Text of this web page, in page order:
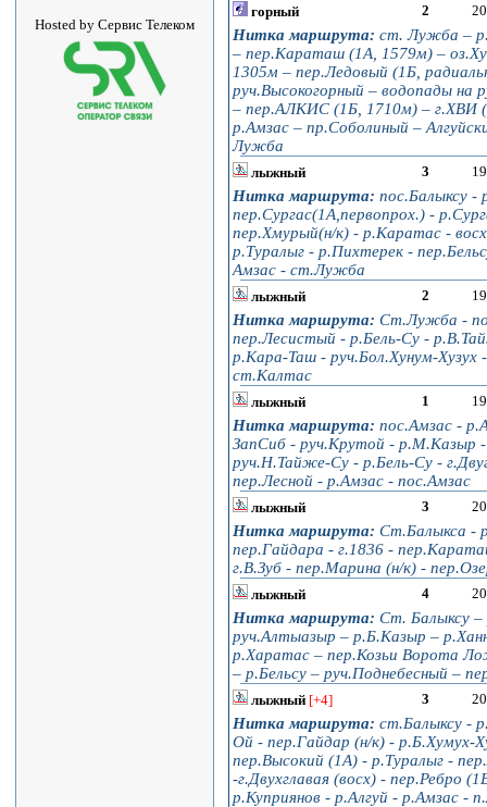
Hosted by Сервис Телеком
горный 2
Нитка маршрута: ст. Лужба –
– пер.Караташ (1А, 1579м) –
1305м – пер.Ледовый (1Б,
руч.Высокогорный – водопады на
– пер.АЛКИС (1Б, 1710м) – г.ХВИ
р.Амзас – пр.Соболиный –
Лужба
лыжный 3
Нитка маршрута: пос.Балыксу -
пер.Сургас(1А,первопpох.) -
пеp.Хмуpый(н/к) - р.Каратас -
р.Туралыг - р.Пихтеpек -
Амзас - ст.Лужба
лыжный 2
Нитка маршрута: Ст.Лужба -
пер.Лесистый - р.Бель-Су -
р.Кара-Таш - руч.Бол.Хунум-
ст.Калтас
лыжный 1
Нитка маршрута: пос.Амзас -
ЗапСиб - руч.Крутой - р.М.Казыр
руч.Н.Тайже-Су - р.Бель-Су -
пер.Лесной - р.Амзас - пос.Амзас
лыжный 3
Нитка маршрута: Ст.Балыкса -
пер.Гайдара - г.1836 -
г.В.Зуб - пер.Марина (н/к) -
лыжный 4
Нитка маршрута: Ст. Балыксу –
руч.Алтыазыр – р.Б.Казыр –
р.Харатас – пер.Козьи Ворота
– р.Бельсу – руч.Поднебесный –
лыжный [+4] 3
Нитка маршрута: ст.Балыксу -
Ой - пер.Гайдар (н/к) - р.Б.Хумух-
пер.Высокий (1А) - р.Туралыг -
-г.Двухглавая (восх) - пер.Ребро
р.Куприянов - р.Алгуй - р.Амзас -